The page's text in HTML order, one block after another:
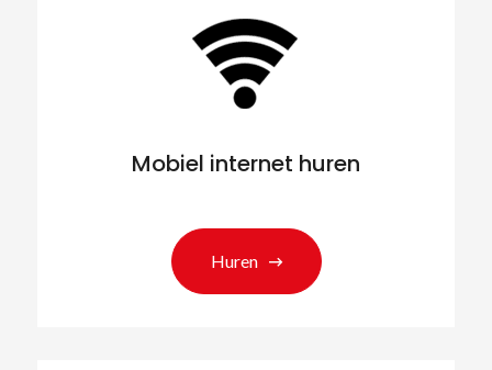
Mobiel internet huren
Huren